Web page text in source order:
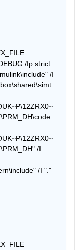
/fp:strict
/I
/I
/I "."